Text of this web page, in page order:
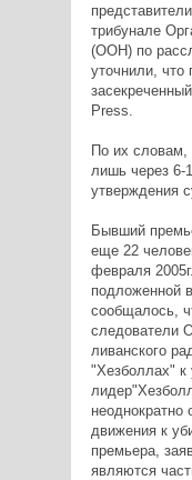
трибунале
(ООН) по
уточнили, что
Press.
По их словам,
лишь через 6-
утверждения
Бывший
еще 22
февраля
подложенной
сообщалось,
следователи
ливанского
"Хезболлах" к
неоднократно
движения к
премьера,
являются